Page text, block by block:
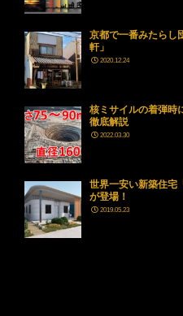
京都で一番みたらし
軒」
2020.12.24
核ミサイルの着弾時
徹底解説
2022.03.30
世界一安い新築住宅
が登場！
2019.05.23